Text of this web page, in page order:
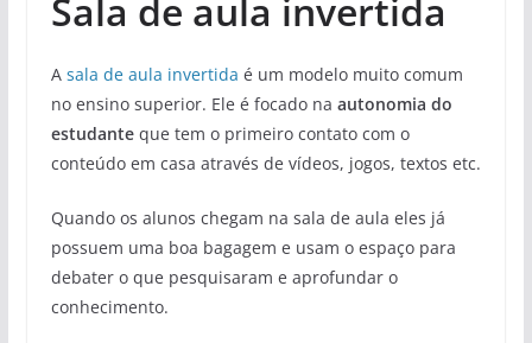
Sala de aula invertida
A sala de aula invertida é um modelo muito comum
no ensino superior. Ele é focado na autonomia do
estudanteque tem o primeiro contato com o
conteúdo em casa através de vídeos, jogos, textos etc.
Quando os alunos chegam na sala de aula eles já
possuem uma boa bagagem e usam o espaço para
debater o que pesquisaram e aprofundar o
conhecimento.